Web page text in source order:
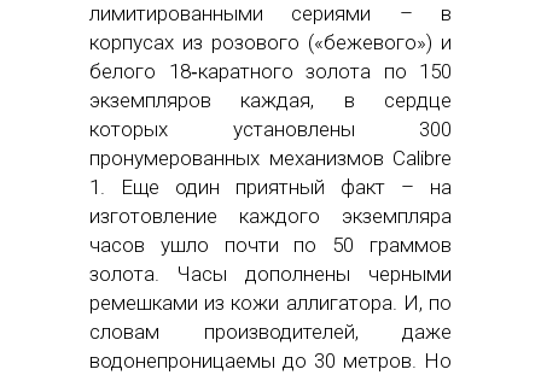
лимитированными сериями – в
корпусах из розового («бежевого») и
белого 18‑каратного золота по 150
экземпляров каждая, в сердце
которых установлены 300
пронумерованных механизмов Calibre
1. Еще один приятный факт – на
изготовление каждого экземпляра
часов ушло почти по 50 граммов
золота. Часы дополнены черными
ремешками из кожи аллигатора. И, по
словам производителей, даже
водонепроницаемы до 30 метров. Но